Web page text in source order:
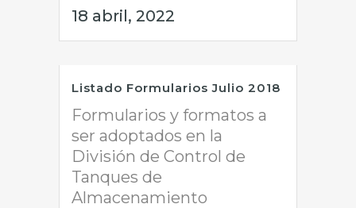
18 abril, 2022
Listado Formularios Julio 2018
Formularios y formatos a
ser adoptados en la
División de Control de
Tanques de
Almacenamiento